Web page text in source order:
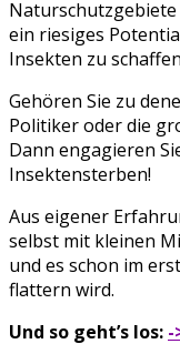
ein riesiges
Insekten zu
Gehören Sie zu
Politiker oder die
Dann engagieren
Insektensterben!
Aus eigener
selbst mit kleinen
und es schon im
flattern wird.
Und so geht’s los: -